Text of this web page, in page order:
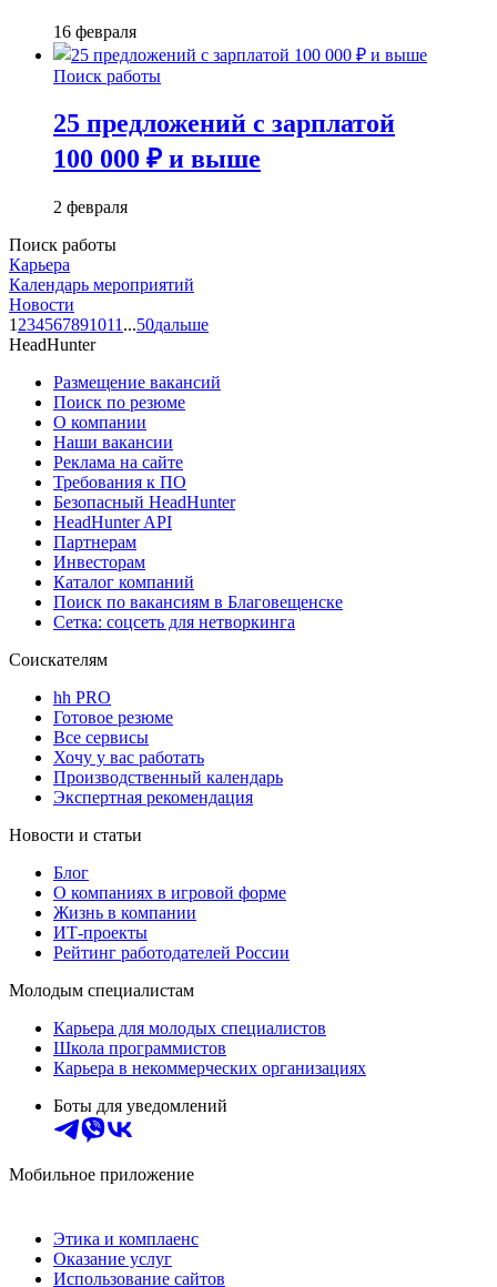
16 февраля
Поиск работы
25 предложений с зарплатой
100 000 ₽ и выше
2 февраля
Поиск работы
Карьера
Календарь мероприятий
Новости
1 234567891011 ...50дальше
HeadHunter
Размещение вакансий
Поиск по резюме
О компании
Наши вакансии
Реклама на сайте
Требования к ПО
Безопасный HeadHunter
HeadHunter API
Партнерам
Инвесторам
Каталог компаний
Поиск по вакансиям в Благовещенске
Сетка: соцсеть для нетворкинга
Соискателям
hh PRO
Готовое резюме
Все сервисы
Хочу у вас работать
Производственный календарь
Экспертная рекомендация
Новости и статьи
Блог
О компаниях в игровой форме
Жизнь в компании
ИТ-проекты
Рейтинг работодателей России
Молодым специалистам
Карьера для молодых специалистов
Школа программистов
Карьера в некоммерческих организациях
Боты для уведомлений
Мобильное приложение
Этика и комплаенс
Оказание услуг
Использование сайтов